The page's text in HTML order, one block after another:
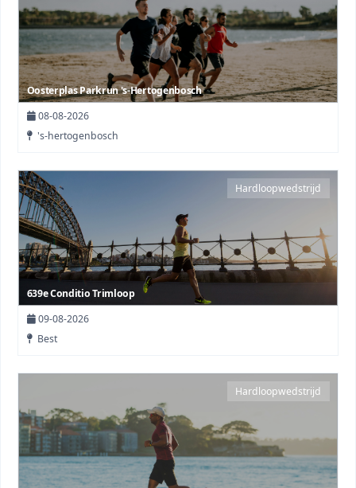
Oosterplas Parkrun 's-Hertogenbosch
08-08-2026
's-hertogenbosch
Hardloopwedstrijd
639e Conditio Trimloop
09-08-2026
Best
Hardloopwedstrijd